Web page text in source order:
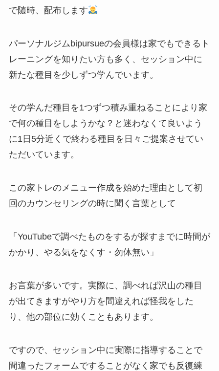
で随時、配布します
パーソナルジムbipursueの会員様は家でもできるト
レーニングを知りたい方も多く、セッション中に
新たな種目を少しずつ学んでいます。
その学んだ種目を1つずつ積み重ねることにより家
で何の種目をしようかな？と迷わなくて良いよう
に1日5分近くで終わる種目を日々ご提案させてい
ただいています。
この家トレのメニュー作成を始めた理由として初
回のカウンセリングの時に聞く言葉として
「YouTubeで調べたものをするが探すまでに時間が
かかり、やる気をなくす・勿体無い」
お言葉が多いです。実際に、調べれば沢山の種目
が出てきますがやり方を間違えれば怪我をした
り、他の部位に効くこともあります。
ですので、セッション中に実際に指導することで
間違ったフォームですることがなく家でも反復練